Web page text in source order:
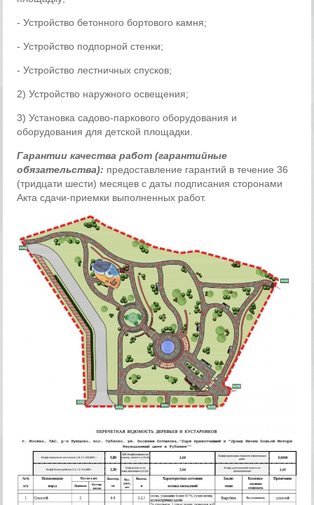
- Устройство бетонного бортового камня;
- Устройство подпорной стенки;
- Устройство лестничных спусков;
2) Устройство наружного освещения;
3) Установка садово-паркового оборудования и
оборудования для детской площадки.
Гарантии качества работ (гарантийные
обязательства): предоставление гарантий в течение 36
(тридцати шести) месяцев с даты подписания сторонами
Акта сдачи-приемки выполненных работ.